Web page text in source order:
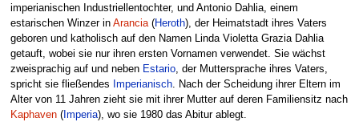
imperianischen Industriellentochter, und Antonio Dahlia, einem
estarischen Winzer in Arancia(Heroth), der Heimatstadt ihres Vaters
geboren und katholisch auf den Namen Linda Violetta Grazia Dahlia
getauft, wobei sie nur ihren ersten Vornamen verwendet. Sie wächst
zweisprachig auf und neben Estario, der Muttersprache ihres Vaters,
spricht sie fließendes
Imperianisch. Nach der Scheidung ihrer Eltern im
Alter von 11 Jahren zieht sie mit ihrer Mutter auf deren Familiensitz nach
Kaphaven(Imperia), wo sie 1980 das Abitur ablegt.